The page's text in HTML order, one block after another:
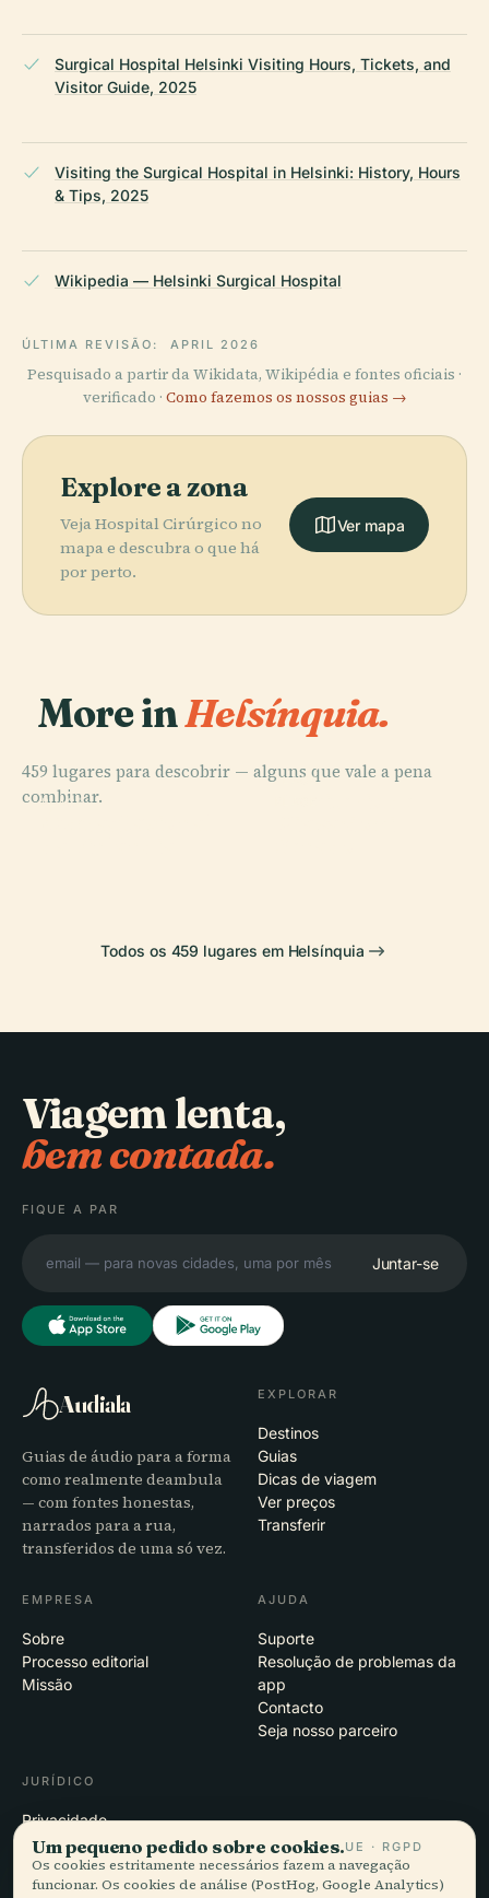
Surgical Hospital Helsinki Visiting Hours, Tickets, and
Visitor Guide, 2025
Visiting the Surgical Hospital in Helsinki: History, Hours
& Tips, 2025
Wikipedia — Helsinki Surgical Hospital
ÚLTIMA REVISÃO: APRIL 2026
Pesquisado a partir da Wikidata, Wikipédia e fontes oficiais ·
verificado · Como fazemos os nossos guias →
Explore a zona
Veja Hospital Cirúrgico no
mapa e descubra o que há
por perto.
Ver mapa
More inHelsínquia.
459 lugares para descobrir — alguns que vale a pena
combinar.
PLACE
PLACE
PLACE
Todos os 459 lugares em Helsínquia
Viagem lenta,
bem contada.
FIQUE A PAR
Juntar-se
Audiala
Guias de áudio para a forma
como realmente deambula
— com fontes honestas,
narrados para a rua,
transferidos de uma só vez.
EXPLORAR
Destinos
Guias
Dicas de viagem
Ver preços
Transferir
EMPRESA
Sobre
Processo editorial
Missão
AJUDA
Suporte
Resolução de problemas da
app
Contacto
Seja nosso parceiro
JURÍDICO
Privacidade
Termos
Definições de cookies
Eliminar conta
Um pequeno pedido sobre cookies.UE · RGPD
Os cookies estritamente necessários fazem a navegação
funcionar. Os cookies de análise (PostHog, Google Analytics)